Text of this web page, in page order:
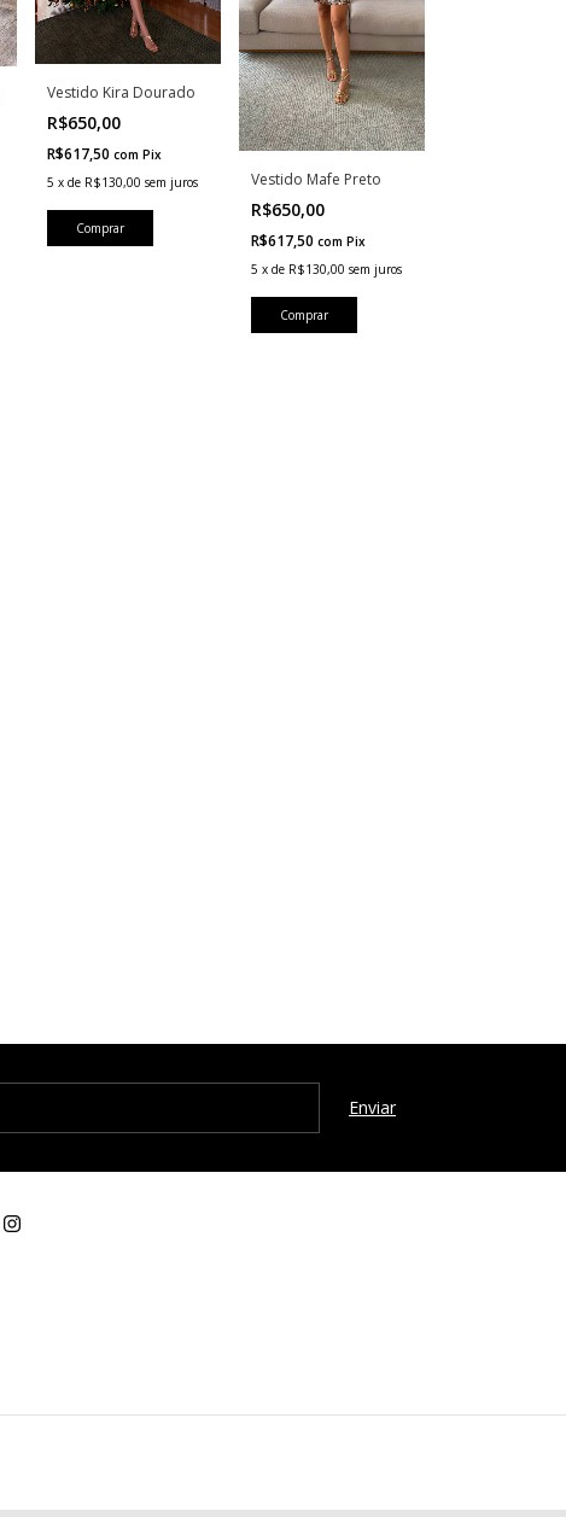
Vestido Kira Dourado
R$650,00
R$617,50 com Pix
5 x de R$130,00 sem juros
Comprar
Vestido Mafe Preto
R$650,00
R$617,50 com Pix
5 x de R$130,00 sem juros
Comprar